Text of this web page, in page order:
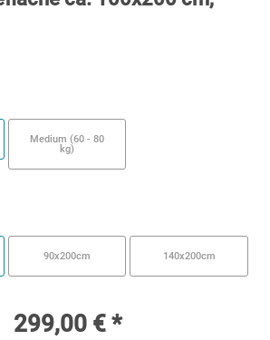
Medium (60 - 80
kg)
90x200cm 140x200cm
299,00 € *